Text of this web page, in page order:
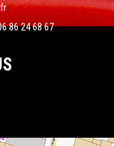
86 24 68 67